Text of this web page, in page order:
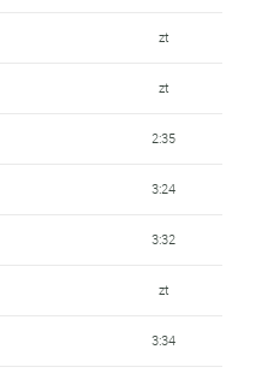
zt
zt
2:35
3:24
3:32
zt
3:34